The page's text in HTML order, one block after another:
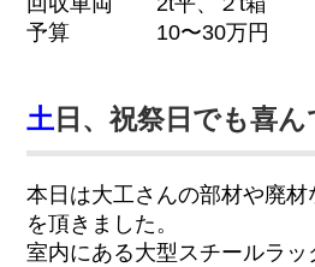
予算 10〜30万円
土 日、祝祭日でも喜ん
本日は大工さんの部材や廃
を頂きました。
室内にある大型スチールラッ